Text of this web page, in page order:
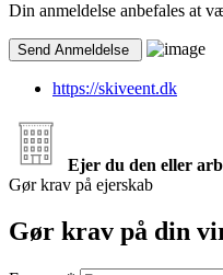
Din anmeldelse anbefales at
https://skiveent.dk
Ejer du den eller
Gør krav på ejerskab
Gør krav på din